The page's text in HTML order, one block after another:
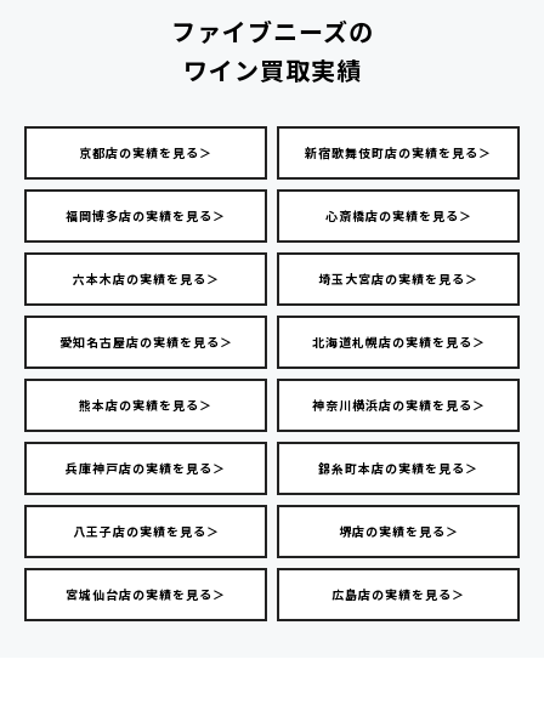
ファイブニーズの
ワイン買取実績
京都店の実績を見る＞ 新宿歌舞伎町店の実績を見る＞
福岡博多店の実績を見る＞ 心斎橋店の実績を見る＞
六本木店の実績を見る＞ 埼玉大宮店の実績を見る＞
愛知名古屋店の実績を見る＞ 北海道札幌店の実績を見る＞
熊本店の実績を見る＞ 神奈川横浜店の実績を見る＞
兵庫神戸店の実績を見る＞ 錦糸町本店の実績を見る＞
八王子店の実績を見る＞ 堺店の実績を見る＞
宮城仙台店の実績を見る＞ 広島店の実績を見る＞